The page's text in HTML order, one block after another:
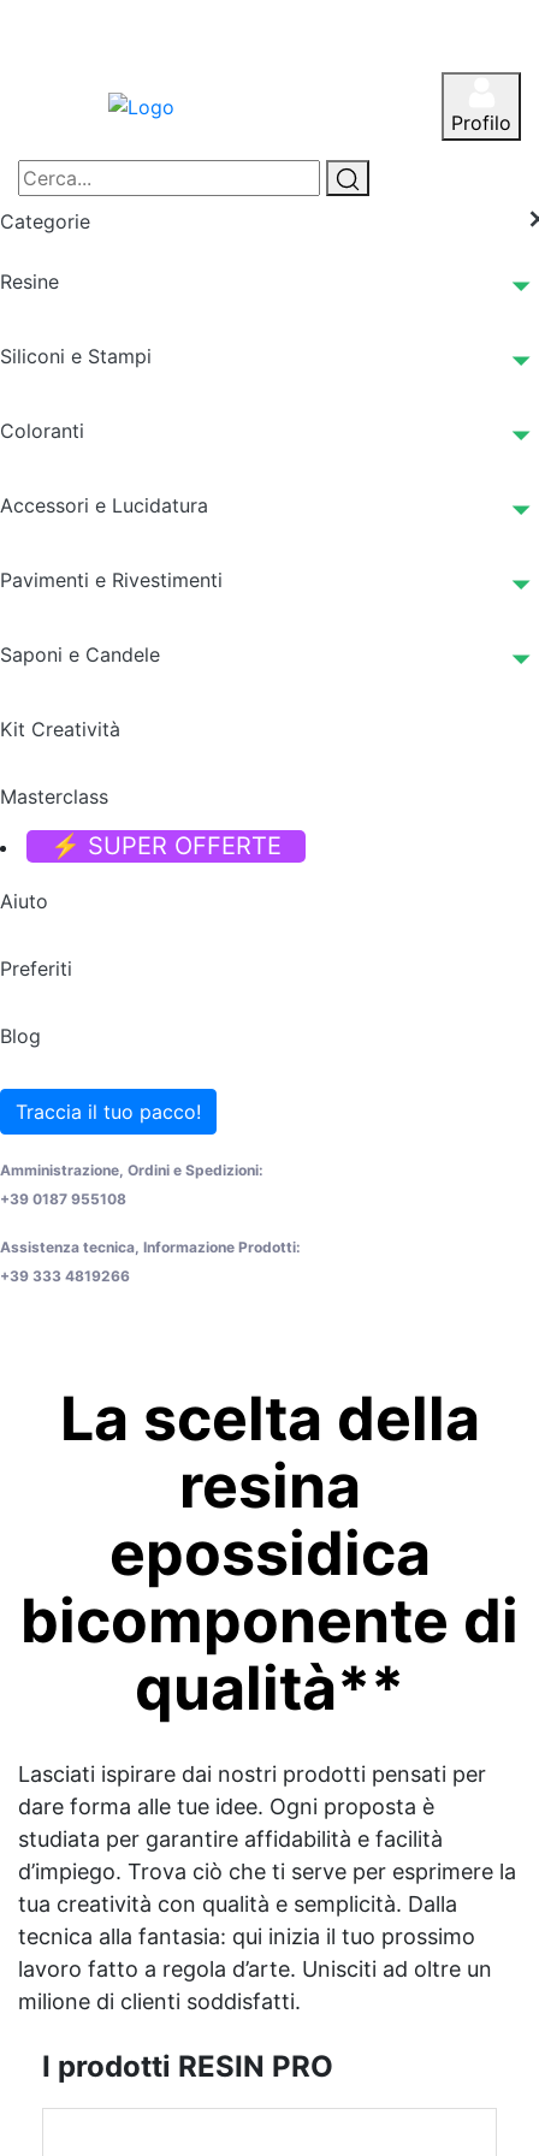
Profilo
Categorie
Resine
Siliconi e Stampi
Coloranti
Accessori e Lucidatura
Pavimenti e Rivestimenti
Saponi e Candele
Kit Creatività
Masterclass
⚡ SUPER OFFERTE
Aiuto
Preferiti
Blog
Traccia il tuo pacco!
Amministrazione, Ordini e Spedizioni:
+39 0187 955108
Assistenza tecnica, Informazione Prodotti:
+39 333 4819266
La scelta della
resina
epossidica
bicomponente di
qualità**
Lasciati ispirare dai nostri prodotti pensati per
dare forma alle tue idee. Ogni proposta è
studiata per garantire affidabilità e facilità
d’impiego. Trova ciò che ti serve per esprimere la
tua creatività con qualità e semplicità. Dalla
tecnica alla fantasia: qui inizia il tuo prossimo
lavoro fatto a regola d’arte. Unisciti ad oltre un
milione di clienti soddisfatti.
I prodotti RESIN PRO